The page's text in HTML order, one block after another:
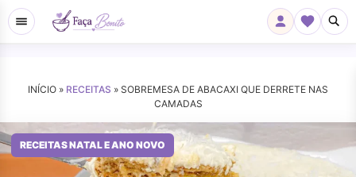
INÍCIO » RECEITAS » SOBREMESA DE ABACAXI QUE DERRETE NAS
CAMADAS
RECEITAS NATAL E ANO NOVO